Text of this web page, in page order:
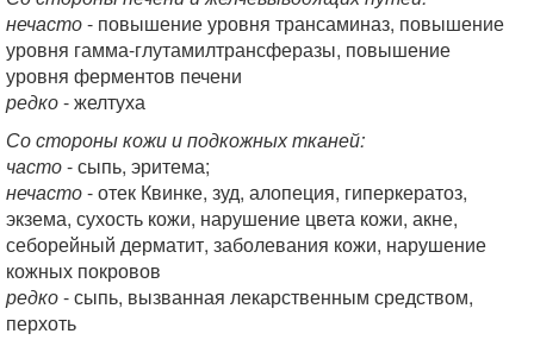
нечасто- повышение уровня трансаминаз, повышение
уровня гамма-глутамилтрансферазы, повышение
уровня ферментов печени
редко- желтуха
Со стороны кожи и подкожных тканей:
часто- сыпь, эритема;
нечасто- отек Квинке, зуд, алопеция, гиперкератоз,
экзема, сухость кожи, нарушение цвета кожи, акне,
себорейный дерматит, заболевания кожи, нарушение
кожных покровов
редко- сыпь, вызванная лекарственным средством,
перхоть